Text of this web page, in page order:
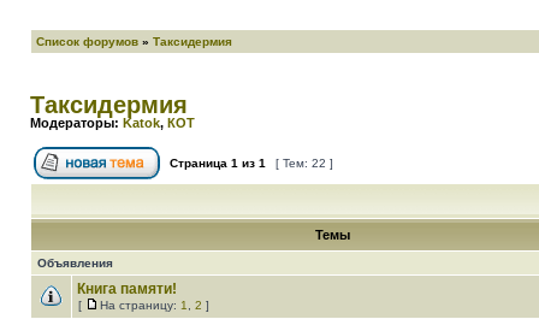
Список форумов » Таксидермия
Таксидермия
Модераторы: Katok, КОТ
Страница 1 из 1 [ Тем: 22 ]
Темы
Объявления
Книга памяти!
[ На страницу: 1 2 ]